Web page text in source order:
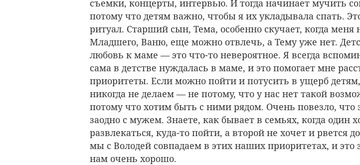
съемки, концерты, интервью. И тогда начинает мучить
потому что детям важно, чтобы я их укладывала спать.
ритуал. Старший сын, Тема, особенно скучает, когда меня
Младшего, Ваню, еще можно отвлечь, а Тему уже нет.
любовь к маме — это что-то невероятное. Я всегда
сама в детстве нуждалась в маме, и это помогает мне
приоритеты. Если можно пойти и потусить в ущерб
никогда не делаем — не потому, что у нас нет такой
потому что хотим быть с ними рядом. Очень повезло, что
заодно с мужем. Знаете, как бывает в семьях, когда один
развлекаться, куда-то пойти, а второй не хочет и рвется
мы с Володей совпадаем в этих наших приоритетах, и это
нам очень хорошо.